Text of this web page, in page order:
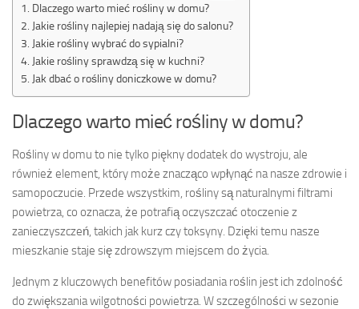
Dlaczego warto mieć rośliny w domu?
Jakie rośliny najlepiej nadają się do salonu?
Jakie rośliny wybrać do sypialni?
Jakie rośliny sprawdzą się w kuchni?
Jak dbać o rośliny doniczkowe w domu?
Dlaczego warto mieć rośliny w domu?
Rośliny w domu to nie tylko piękny dodatek do wystroju, ale
również element, który może znacząco wpłynąć na nasze zdrowie i
samopoczucie. Przede wszystkim, rośliny są naturalnymi filtrami
powietrza, co oznacza, że potrafią oczyszczać otoczenie z
zanieczyszczeń, takich jak kurz czy toksyny. Dzięki temu nasze
mieszkanie staje się zdrowszym miejscem do życia.
Jednym z kluczowych benefitów posiadania roślin jest ich zdolność
do zwiększania wilgotności powietrza. W szczególności w sezonie